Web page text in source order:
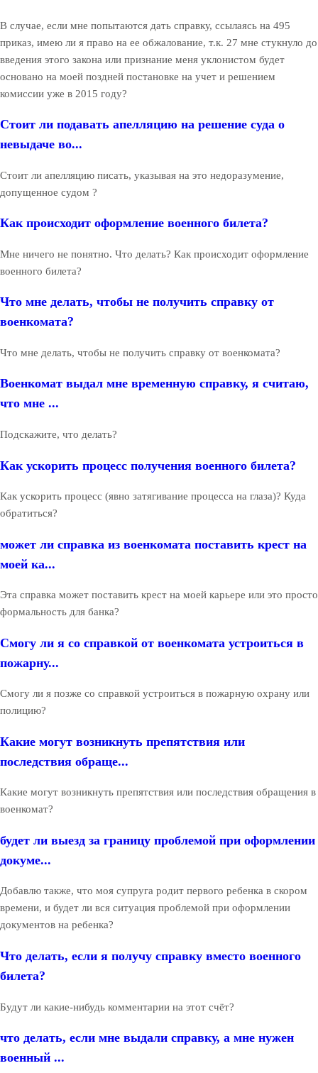
В случае, если мне попытаются дать справку, ссылаясь на 495
приказ, имею ли я право на ее обжалование, т.к. 27 мне стукнуло до
введения этого закона или признание меня уклонистом будет
основано на моей поздней постановке на учет и решением
комиссии уже в 2015 году?
Стоит ли подавать апелляцию на решение суда о
невыдаче во...
Стоит ли апелляцию писать, указывая на это недоразумение,
допущенное судом ?
Как происходит оформление военного билета?
Мне ничего не понятно. Что делать? Как происходит оформление
военного билета?
Что мне делать, чтобы не получить справку от
военкомата?
Что мне делать, чтобы не получить справку от военкомата?
Военкомат выдал мне временную справку, я считаю,
что мне ...
Подскажите, что делать?
Как ускорить процесс получения военного билета?
Как ускорить процесс (явно затягивание процесса на глаза)? Куда
обратиться?
может ли справка из военкомата поставить крест на
моей ка...
Эта справка может поставить крест на моей карьере или это просто
формальность для банка?
Смогу ли я со справкой от военкомата устроиться в
пожарну...
Смогу ли я позже со справкой устроиться в пожарную охрану или
полицию?
Какие могут возникнуть препятствия или
последствия обраще...
Какие могут возникнуть препятствия или последствия обращения в
военкомат?
будет ли выезд за границу проблемой при оформлении
докуме...
Добавлю также, что моя супруга родит первого ребенка в скором
времени, и будет ли вся ситуация проблемой при оформлении
документов на ребенка?
Что делать, если я получу справку вместо военного
билета?
Будут ли какие-нибудь комментарии на этот счёт?
что делать, если мне выдали справку, а мне нужен
военный ...